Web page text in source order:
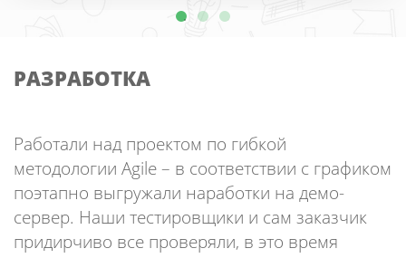
РАЗРАБОТКА
Работали над проектом по гибкой
методологии Agile – в соответствии с графиком
поэтапно выгружали наработки на демо-
сервер. Наши тестировщики и сам заказчик
придирчиво все проверяли, в это время